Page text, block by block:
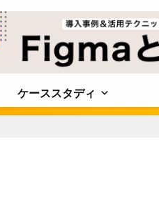
ケーススタディ